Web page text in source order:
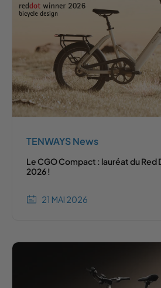
TENWAYS News
Le CGO Compact : lauréat du Red
2026 !
21 MAI 2026